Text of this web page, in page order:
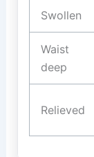
Swollen
Waist
deep
Relieved